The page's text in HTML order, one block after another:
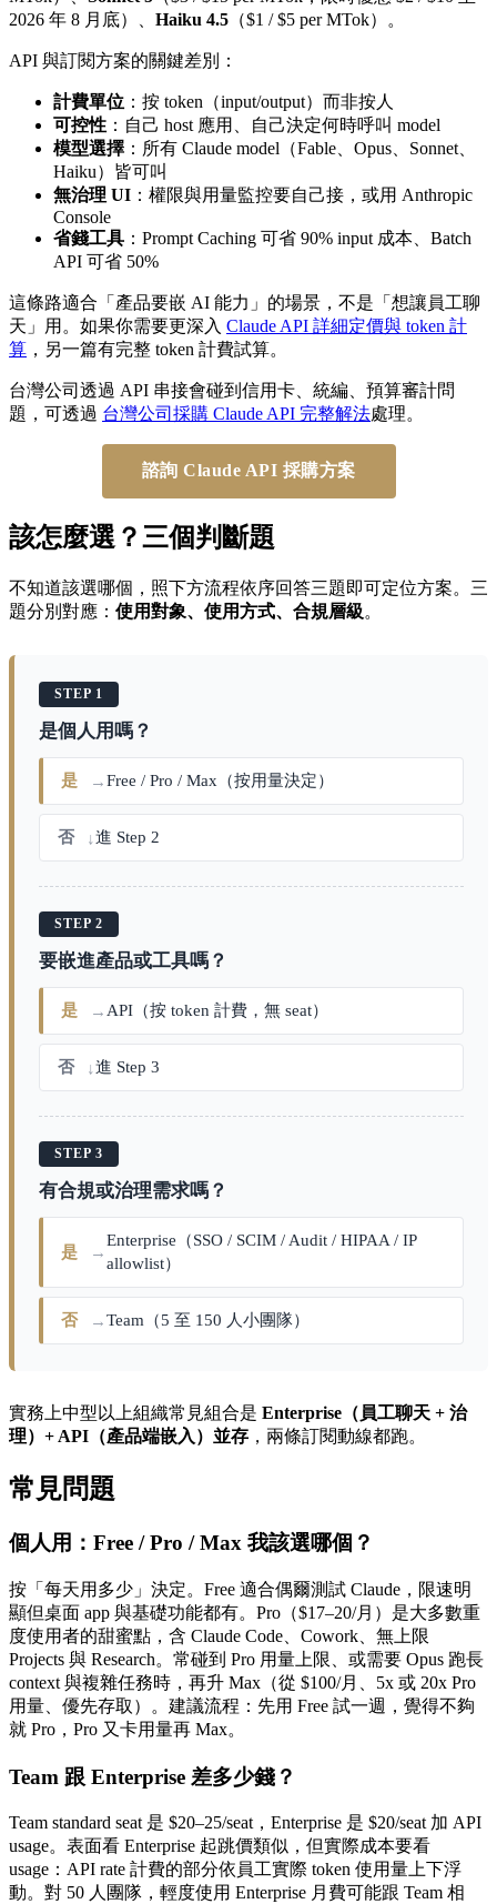
2026 年 8 月底）、 Haiku 4.5 （$1 / $5 per MTok）。
API 與訂閱方案的關鍵差別：
計費單位 ：按 token（input/output）而非按人
可控性 ：自己 host 應用、自己決定何時呼叫 model
模型選擇 ：所有 Claude model（Fable、Opus、Sonnet、
Haiku）皆可叫
無治理 UI ：權限與用量監控要自己接，或用 Anthropic
Console
省錢工具 ：Prompt Caching 可省 90% input 成本、Batch
API 可省 50%
這條路適合「產品要嵌 AI 能力」的場景，不是「想讓員工聊
天」用。如果你需要更深入 Claude API 詳細定價與 token 計
算 ，另一篇有完整 token 計費試算。
台灣公司透過 API 串接會碰到信用卡、統編、預算審計問
題，可透過 台灣公司採購 Claude API 完整解法處理。
諮詢 Claude API 採購方案
該怎麼選？三個判斷題
不知道該選哪個，照下方流程依序回答三題即可定位方案。三
題分別對應： 使用對象、使用方式、合規層級。
STEP 1
是個人用嗎？
是 →Free / Pro / Max（按用量決定）
否 ↓進 Step 2
STEP 2
要嵌進產品或工具嗎？
是 → API（按 token 計費，無 seat）
否 ↓進 Step 3
STEP 3
有合規或治理需求嗎？
是 →
Enterprise（SSO / SCIM / Audit / HIPAA / IP
allowlist）
否 →Team（5 至 150 人小團隊）
實務上中型以上組織常見組合是 Enterprise（員工聊天 + 治
理）+ API（產品端嵌入）並存 ，兩條訂閱動線都跑。
常見問題
個人用：Free / Pro / Max 我該選哪個？
按「每天用多少」決定。Free 適合偶爾測試 Claude，限速明
顯但桌面 app 與基礎功能都有。Pro（$17–20/月）是大多數重
度使用者的甜蜜點，含 Claude Code、Cowork、無上限
Projects 與 Research。常碰到 Pro 用量上限、或需要 Opus 跑長
context 與複雜任務時，再升 Max（從 $100/月、5x 或 20x Pro
用量、優先存取）。建議流程：先用 Free 試一週，覺得不夠
就 Pro，Pro 又卡用量再 Max。
Team 跟 Enterprise 差多少錢？
Team standard seat 是 $20–25/seat，Enterprise 是 $20/seat 加 API
usage。表面看 Enterprise 起跳價類似，但實際成本要看
usage：API rate 計費的部分依員工實際 token 使用量上下浮
動。對 50 人團隊，輕度使用 Enterprise 月費可能跟 Team 相